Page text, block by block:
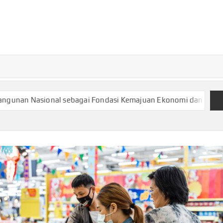
sebagai Fondasi Kemajuan Ekonomi dan Kesejahteraan